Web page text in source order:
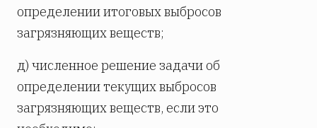
определении итоговых выбросов
загрязняющих веществ;
д) численное решение задачи об
определении текущих выбросов
загрязняющих веществ, если это